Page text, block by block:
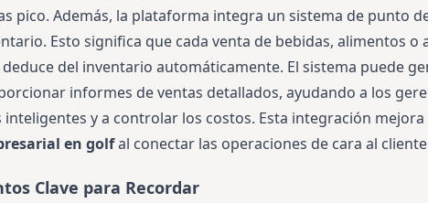
pico. Además, la plataforma integra un sistema de punto
Esto significa que cada venta de bebidas, alimentos
deduce del inventario automáticamente. El sistema puede
informes de ventas detallados, ayudando a los
inteligentes y a controlar los costos. Esta integración
en golfal conectar las operaciones de cara al
Clave para Recordar